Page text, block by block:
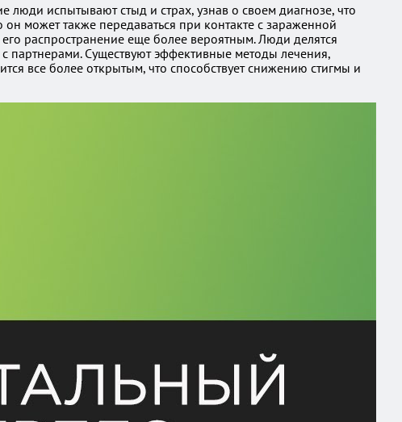
люди испытывают стыд и страх, узнав о своем диагнозе, что
может также передаваться при контакте с зараженной
распространение еще более вероятным. Люди делятся
партнерами. Существуют эффективные методы лечения,
все более открытым, что способствует снижению стигмы и